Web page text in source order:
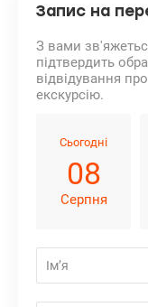
Запис на
З вами
підтвердить
відвідування
екскурсію.
Сьогодні
08
Серпня